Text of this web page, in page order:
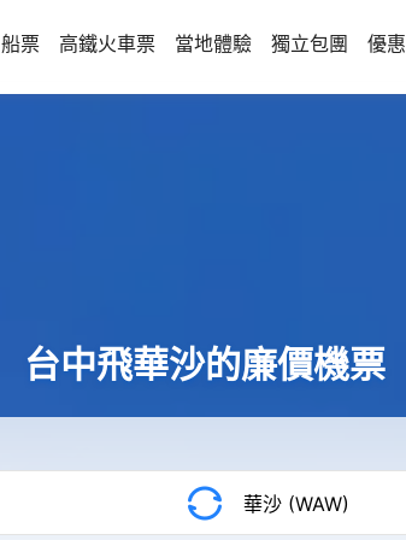
船票 高鐵火車票 當地體驗 獨立包團 優惠
台中飛華沙的廉價機票